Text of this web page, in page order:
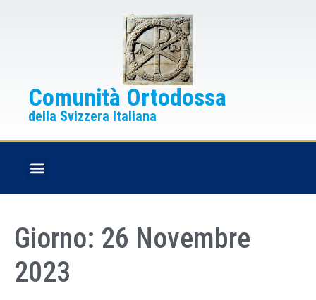
Comunità Ortodossa
della Svizzera Italiana
Giorno: 26 Novembre
2023